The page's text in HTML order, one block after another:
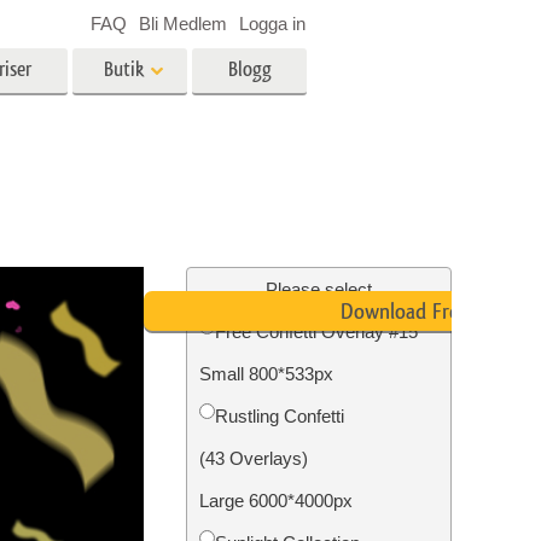
Foto restaurering
Butik Blogg
FAQ Bli Medlem Logga in
Please select
Free Confetti Overlay #15
Small 800*533px
Rustling Confetti
(43 Overlays)
Large 6000*4000px
Download Free